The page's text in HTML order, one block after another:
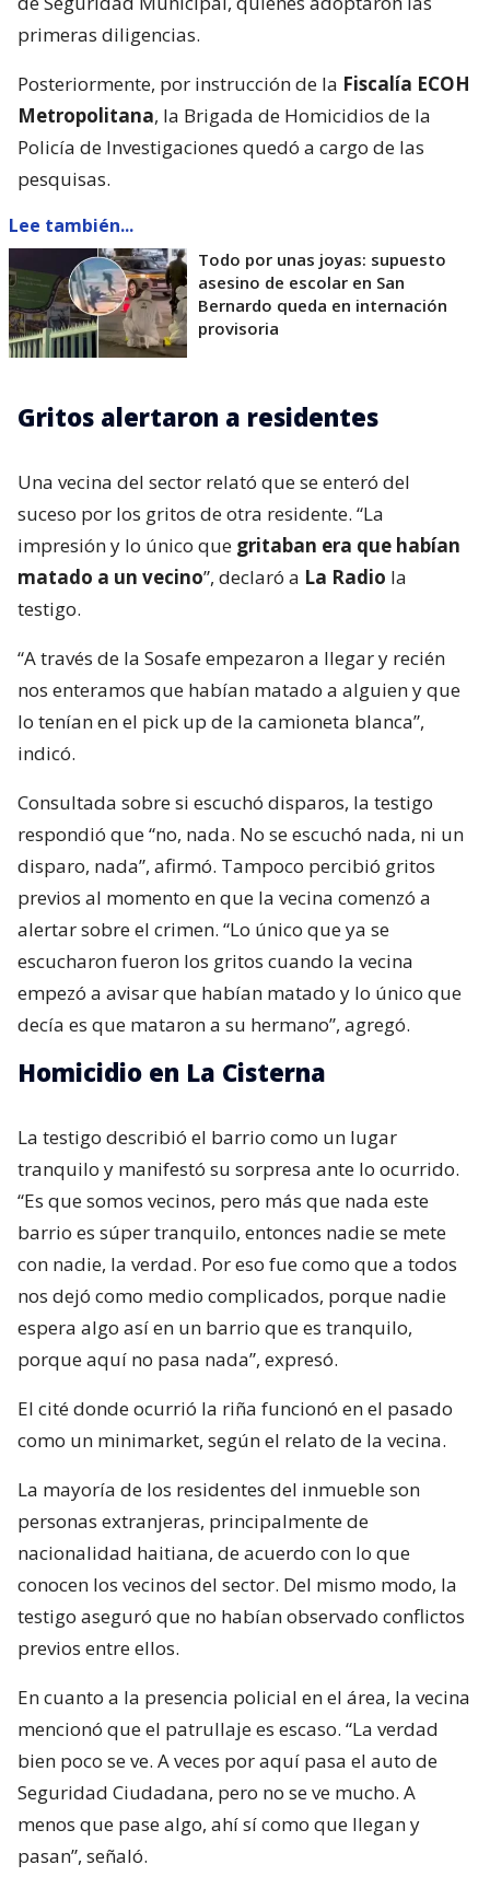
primeras diligencias.
Posteriormente, por instrucción de la Fiscalía ECOH
Metropolitana, la Brigada de Homicidios de la
Policía de Investigaciones quedó a cargo de las
pesquisas.
Lee también...
Todo por unas joyas: supuesto
asesino de escolar en San
Bernardo queda en internación
provisoria
Gritos alertaron a residentes
Una vecina del sector relató que se enteró del
suceso por los gritos de otra residente. “La
impresión y lo único que gritaban era que habían
matado a un vecino”, declaró a La Radio la
testigo.
“A través de la Sosafe empezaron a llegar y recién
nos enteramos que habían matado a alguien y que
lo tenían en el pick up de la camioneta blanca”,
indicó.
Consultada sobre si escuchó disparos, la testigo
respondió que “no, nada. No se escuchó nada, ni un
disparo, nada”, afirmó. Tampoco percibió gritos
previos al momento en que la vecina comenzó a
alertar sobre el crimen. “Lo único que ya se
escucharon fueron los gritos cuando la vecina
empezó a avisar que habían matado y lo único que
decía es que mataron a su hermano”, agregó.
Homicidio en La Cisterna
La testigo describió el barrio como un lugar
tranquilo y manifestó su sorpresa ante lo ocurrido.
“Es que somos vecinos, pero más que nada este
barrio es súper tranquilo, entonces nadie se mete
con nadie, la verdad. Por eso fue como que a todos
nos dejó como medio complicados, porque nadie
espera algo así en un barrio que es tranquilo,
porque aquí no pasa nada”, expresó.
El cité donde ocurrió la riña funcionó en el pasado
como un minimarket, según el relato de la vecina.
La mayoría de los residentes del inmueble son
personas extranjeras, principalmente de
nacionalidad haitiana, de acuerdo con lo que
conocen los vecinos del sector. Del mismo modo, la
testigo aseguró que no habían observado conflictos
previos entre ellos.
En cuanto a la presencia policial en el área, la vecina
mencionó que el patrullaje es escaso. “La verdad
bien poco se ve. A veces por aquí pasa el auto de
Seguridad Ciudadana, pero no se ve mucho. A
menos que pase algo, ahí sí como que llegan y
pasan”, señaló.